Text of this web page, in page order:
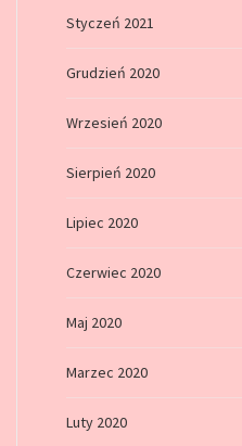
Styczeń 2021
Grudzień 2020
Wrzesień 2020
Sierpień 2020
Lipiec 2020
Czerwiec 2020
Maj 2020
Marzec 2020
Luty 2020